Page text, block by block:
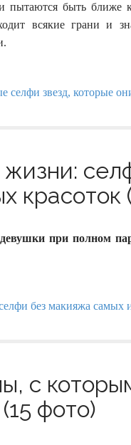
пытаются быть ближе
всякие грани и
жизни:
красоток
при полном
с
фото)